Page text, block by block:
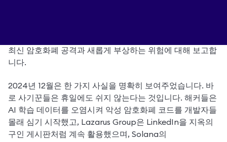
최신 암호화폐 공격과 새롭게 부상하는 위험에 대해 보고합
니다.
2024년 12월은 한 가지 사실을 명확히 보여주었습니다. 바
로 사기꾼들은 휴일에도 쉬지 않는다는 것입니다. 해커들은
AI 학습 데이터를 오염시켜 악성 암호화폐 코드를 개발자들
몰래 심기 시작했고, Lazarus Group은 LinkedIn을 지옥의
구인 게시판처럼 계속 활용했으며, Solana의